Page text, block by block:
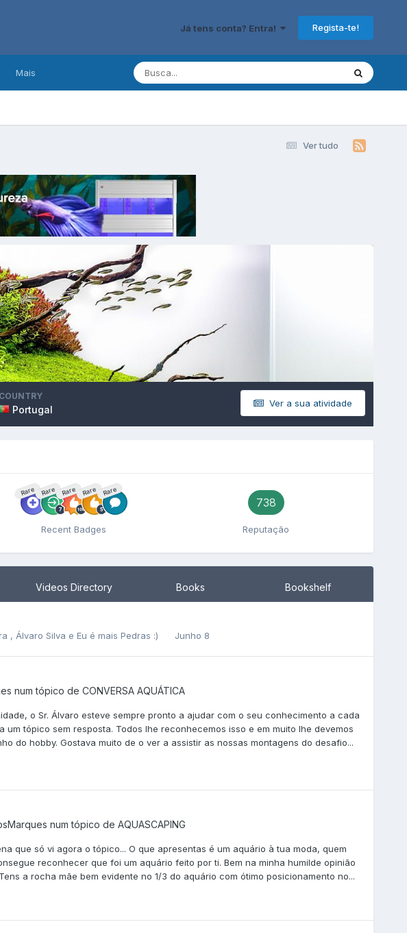
Já tens conta? Entra! Regista-te!
Mais
Ver tudo
Ver a sua atividade
COUNTRY
Portugal
Rare Rare Rare Rare Rare
Recent Badges
738
Reputação
Videos Directory Books Bookshelf
, Álvaro Silva e Eu é mais Pedras :) Junho 8
num tópico de CONVERSA AQUÁTICA
o Sr. Álvaro esteve sempre pronto a ajudar com o seu conhecimento a cada
um tópico sem resposta. Todos lhe reconhecemos isso e em muito lhe devemos
do hobby. Gostava muito de o ver a assistir as nossas montagens do desafio...
num tópico de AQUASCAPING
que só vi agora o tópico... O que apresentas é um aquário à tua moda, quem
reconhecer que foi um aquário feito por ti. Bem na minha humilde opinião
a rocha mãe bem evidente no 1/3 do aquário com ótimo posicionamento no...